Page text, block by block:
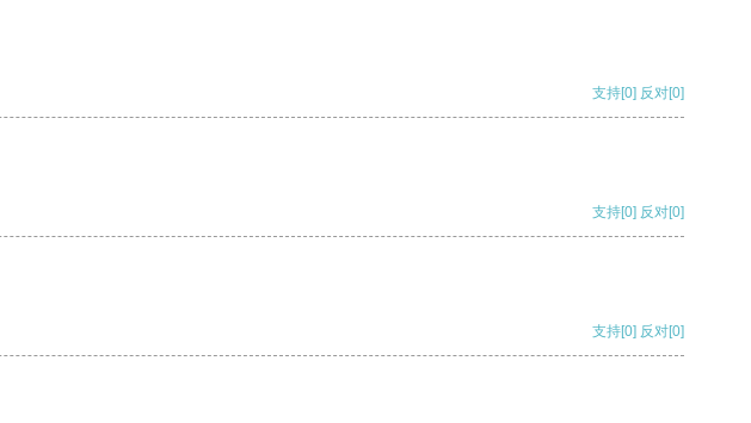
支持[0] 反对[0]
支持[0] 反对[0]
支持[0] 反对[0]